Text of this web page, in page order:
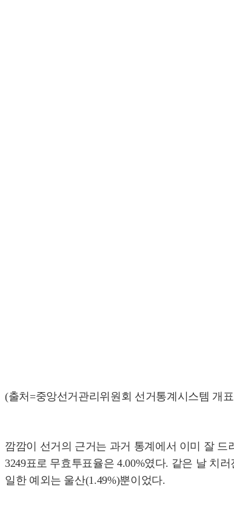
(출처=중앙선거관리위원회 선거통계시스템 개
깜깜이 선거의 근거는 과거 통계에서 이미 잘 드
3249표로 무효투표율은 4.00%였다. 같은 날 치
일한 예외는 울산(1.49%)뿐이었다.